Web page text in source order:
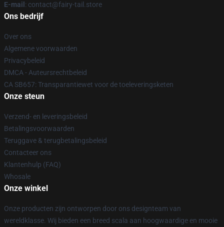
E-mail : contact@fairy-tail.store
Ons bedrijf
Over ons
Algemene voorwaarden
Privacybeleid
DMCA - Auteursrechtbeleid
CA SB657: Transparantiewet voor de toeleveringsketen
Onze steun
Verzend- en leveringsbeleid
Betalingsvoorwaarden
Teruggave & terugbetalingsbeleid
Contacteer ons
Klantenhulp (FAQ)
Whosale
Onze winkel
Onze producten zijn ontworpen door ons designteam van
wereldklasse. Wij bieden een breed scala aan hoogwaardige en mooie